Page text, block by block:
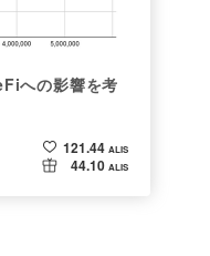
への影響を考
121.44 ALIS
44.10 ALIS